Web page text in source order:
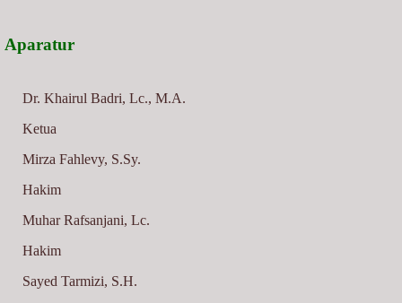
Aparatur
Dr. Khairul Badri, Lc., M.A.
Ketua
Mirza Fahlevy, S.Sy.
Hakim
Muhar Rafsanjani, Lc.
Hakim
Sayed Tarmizi, S.H.